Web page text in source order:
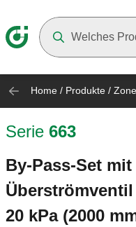
Home / Produkte /
Serie 663
By-Pass-Set
20 kPa (2000